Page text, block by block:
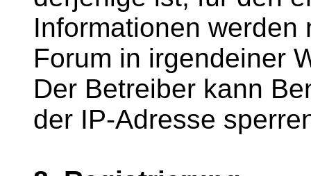
Informationen
Forum in irgendeiner
Der Betreiber kann
der IP-Adresse